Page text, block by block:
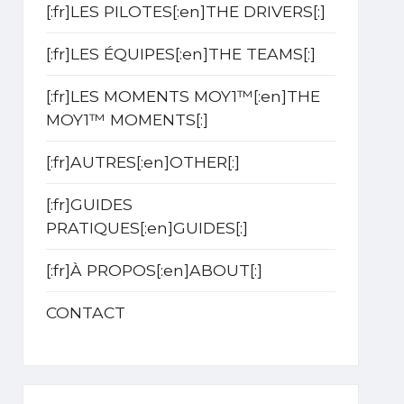
[:fr]LES PILOTES[:en]THE DRIVERS[:]
[:fr]LES ÉQUIPES[:en]THE TEAMS[:]
[:fr]LES MOMENTS MOY1™[:en]THE
MOY1™ MOMENTS[:]
[:fr]AUTRES[:en]OTHER[:]
[:fr]GUIDES
PRATIQUES[:en]GUIDES[:]
[:fr]À PROPOS[:en]ABOUT[:]
CONTACT